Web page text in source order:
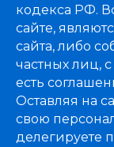
кодекса РФ.
сайте,
сайта, либо
частных лиц,
есть
Оставляя на
свою
делегируете